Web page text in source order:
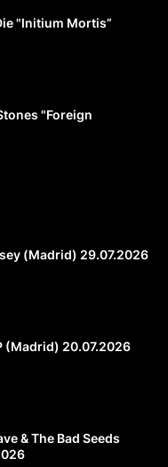
"Initium Mortis”
"Foreign
(Madrid) 29.07.2026
(Madrid) 20.07.2026
& The Bad Seeds